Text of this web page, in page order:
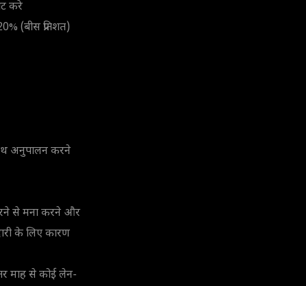
करे
(बीस प्रतिशत)
अनुपालन करने
से मना करने और
के लिए कारण
माह से कोई लेन-